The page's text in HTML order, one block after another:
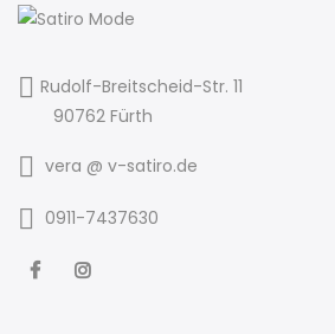
Rudolf-Breitscheid-Str. 11
90762 Fürth
vera @ v-satiro.de
0911-7437630